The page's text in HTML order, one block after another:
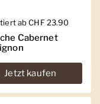
Preis
ab CHF 23.90
Cabernet
Jetzt kaufen